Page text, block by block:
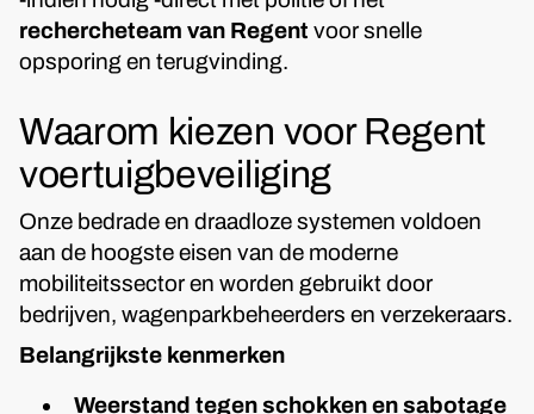
rechercheteam van Regent voor snelle
opsporing en terugvinding.
Waarom kiezen voor Regent
voertuigbeveiliging
Onze bedrade en draadloze systemen voldoen
aan de hoogste eisen van de moderne
mobiliteitssector en worden gebruikt door
bedrijven, wagenparkbeheerders en verzekeraars.
Belangrijkste kenmerken
Weerstand tegen schokken en sabotage